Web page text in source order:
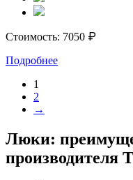
Стоимость: 7050 ₽
Подробнее
1
2
→
Люки:
производителя